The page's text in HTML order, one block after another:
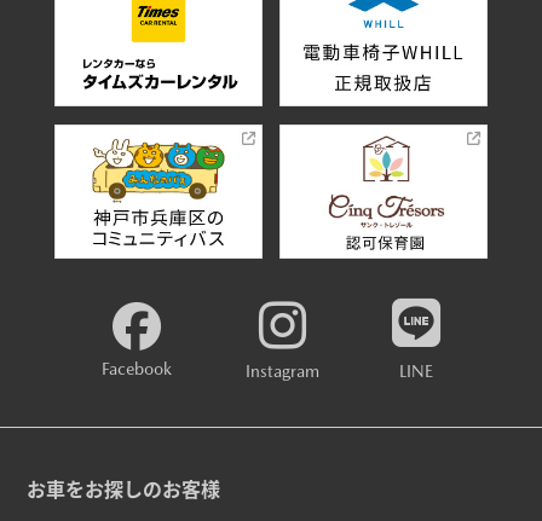
Facebook Instagram LINE
お車をお探しのお客様